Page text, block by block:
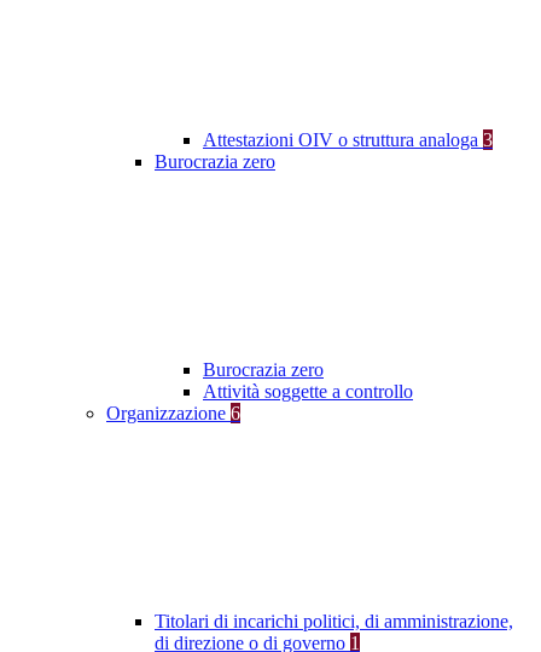
Attestazioni OIV o struttura analoga 3
Burocrazia zero
Burocrazia zero
Attività soggette a controllo
Organizzazione 6
Titolari di incarichi politici, di amministrazione,
di direzione o di governo 1